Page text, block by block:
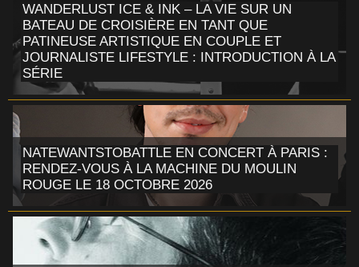
WANDERLUST ICE & INK – LA VIE SUR UN
BATEAU DE CROISIÈRE EN TANT QUE
PATINEUSE ARTISTIQUE EN COUPLE ET
JOURNALISTE LIFESTYLE : INTRODUCTION À LA
SÉRIE
NATEWANTSTOBATTLE EN CONCERT À PARIS :
RENDEZ-VOUS À LA MACHINE DU MOULIN
ROUGE LE 18 OCTOBRE 2026